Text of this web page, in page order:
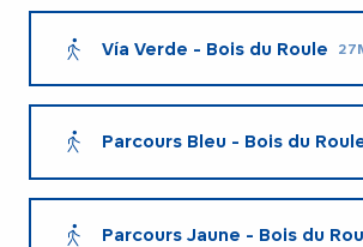
Vía Verde - Bois du Roule
Parcours Bleu - Bois du
Parcours Jaune - Bois du